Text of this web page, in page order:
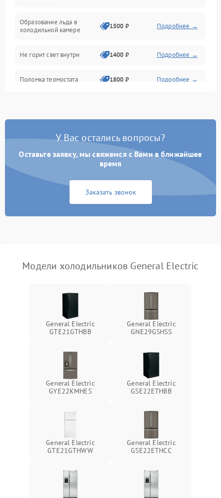
Образование льда в
холодильной камере
1500 ₽ Подробнее →
Не горит свет внутри 1400 ₽ Подробнее →
Поломка термостата 1800 ₽ Подробнее →
Образование конденсата
1800 ₽ Подробнее →
Сбой в работе инвертора
работе
2000 ₽ Подробнее →
У Вас остались вопросы?
Оставьте заявку, мы свяжемся с Вами в ближайшее
время
Заказать звонок
Модели холодильников General Electric
General Electric
GTE21GTHBB
General Electric
GNE29GSHSS
General Electric
GYE22KMHES
General Electric
GSE22ETHBB
General Electric
GTE21GTHWW
General Electric
GSE22ETHCC